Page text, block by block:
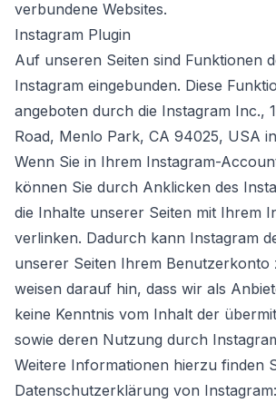
verbundene Websites.
Instagram Plugin
Auf unseren Seiten sind Funktionen
Instagram eingebunden. Diese
angeboten durch die Instagram Inc.,
Road, Menlo Park, CA 94025, USA
Wenn Sie in Ihrem Instagram-
können Sie durch Anklicken des
die Inhalte unserer Seiten mit Ihrem
verlinken. Dadurch kann Instagram
unserer Seiten Ihrem Benutzerkonto
weisen darauf hin, dass wir als
keine Kenntnis vom Inhalt der
sowie deren Nutzung durch
Weitere Informationen hierzu finden
Datenschutzerklärung von Instagram: